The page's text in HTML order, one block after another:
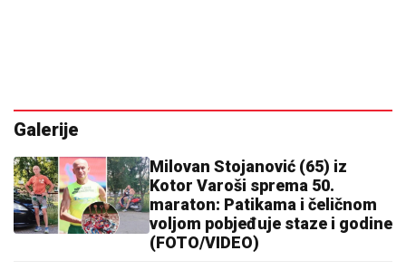
Galerije
Milovan Stojanović (65) iz
Kotor Varoši sprema 50.
maraton: Patikama i čeličnom
voljom pobjeđuje staze i godine
(FOTO/VIDEO)